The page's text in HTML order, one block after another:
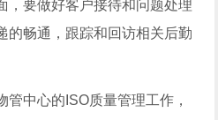
，要做好客户接待和问题处理
的畅通，跟踪和回访相关后勤
管中心的ISO质量管理工作，